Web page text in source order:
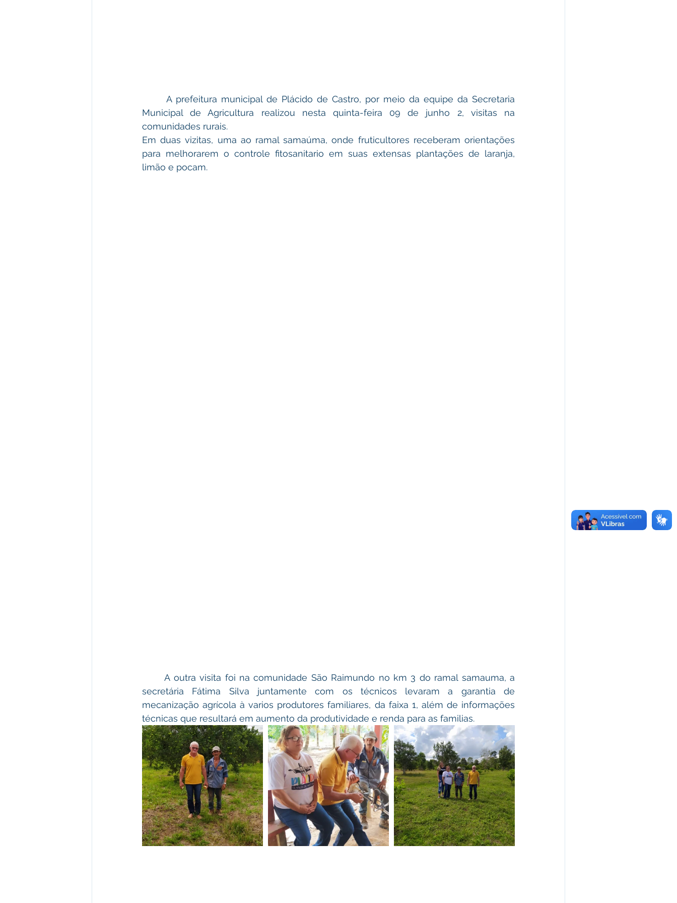
Municipal de Agricultura realizou nesta quinta-feira 09 de junho 2, visitas na
comunidades rurais.
Em duas vizitas, uma ao ramal samaúma, onde fruticultores receberam orientações
para melhorarem o controle fitosanitario em suas extensas plantações de laranja,
limão e pocam.
      A outra visita foi na comunidade São Raimundo no km 3 do ramal samauma, a
secretária Fátima Silva juntamente com os técnicos levaram a garantia de
mecanização agrícola à varios produtores familiares, da faixa 1, além de informações
técnicas que resultará em aumento da produtividade e renda para as familias.